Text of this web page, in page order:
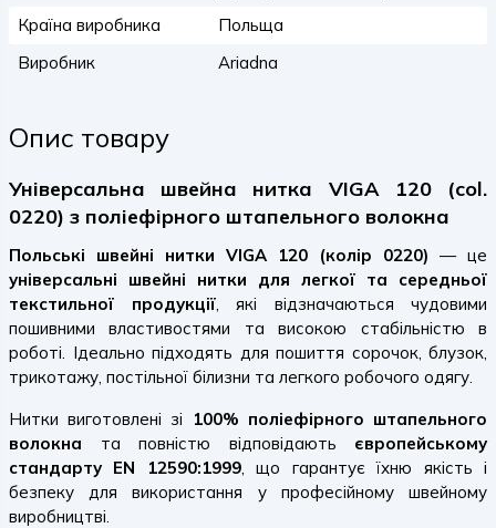
Країна виробника
Польща
Виробник
Ariadna
Опис товару
Універсальна швейна нитка VIGA 120 (col.
0220) з поліефірного штапельного волокна
Польські швейні нитки VIGA 120 (колір 0220) — це
універсальні швейні нитки для легкої та середньої
текстильної продукції, які відзначаються чудовими
пошивними властивостями та високою стабільністю в
роботі. Ідеально підходять для пошиття сорочок, блузок,
трикотажу, постільної білизни та легкого робочого одягу.
Нитки виготовлені зі
100% поліефірного штапельного
волокна та повністю відповідають європейському
стандарту EN 12590:1999, що гарантує їхню якість і
безпеку для використання у професійному швейному
виробництві.